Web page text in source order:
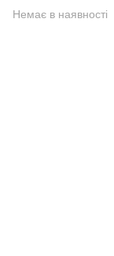
Немає в наявності